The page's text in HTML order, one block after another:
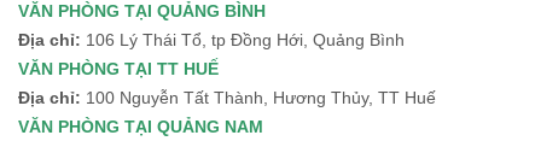
VĂN PHÒNG TẠI QUẢNG BÌNH
Địa chỉ: 106 Lý Thái Tổ, tp Đồng Hới, Quảng Bình
VĂN PHÒNG TẠI TT HUẾ
Địa chỉ: 100 Nguyễn Tất Thành, Hương Thủy, TT Huế
VĂN PHÒNG TẠI QUẢNG NAM